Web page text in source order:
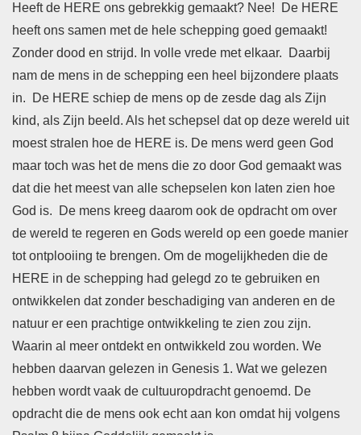
Heeft de HERE ons gebrekkig gemaakt? Nee! De HERE
heeft ons samen met de hele schepping goed gemaakt!
Zonder dood en strijd. In volle vrede met elkaar. Daarbij
nam de mens in de schepping een heel bijzondere plaats
in. De HERE schiep de mens op de zesde dag als Zijn
kind, als Zijn beeld. Als het schepsel dat op deze wereld uit
moest stralen hoe de HERE is. De mens werd geen God
maar toch was het de mens die zo door God gemaakt was
dat die het meest van alle schepselen kon laten zien hoe
God is. De mens kreeg daarom ook de opdracht om over
de wereld te regeren en Gods wereld op een goede manier
tot ontplooiing te brengen. Om de mogelijkheden die de
HERE in de schepping had gelegd zo te gebruiken en
ontwikkelen dat zonder beschadiging van anderen en de
natuur er een prachtige ontwikkeling te zien zou zijn.
Waarin al meer ontdekt en ontwikkeld zou worden. We
hebben daarvan gelezen in Genesis 1. Wat we gelezen
hebben wordt vaak de cultuuropdracht genoemd. De
opdracht die de mens ook echt aan kon omdat hij volgens